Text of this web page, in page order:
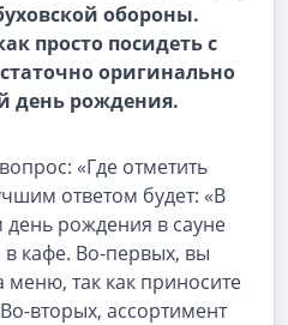
обороны.
просто посидеть с
оригинально
день рождения.
«Где отметить
ответом будет: «В
день рождения в сауне
кафе. Во-первых, вы
меню, так как приносите
вторых, ассортимент